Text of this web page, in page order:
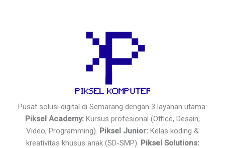
Pusat solusi digital di Semarang dengan 3 layanan utama:
Piksel Academy: Kursus profesional (Office, Desain,
Video, Programming). Piksel Junior: Kelas koding &
kreativitas khusus anak (SD-SMP). Piksel Solutions: